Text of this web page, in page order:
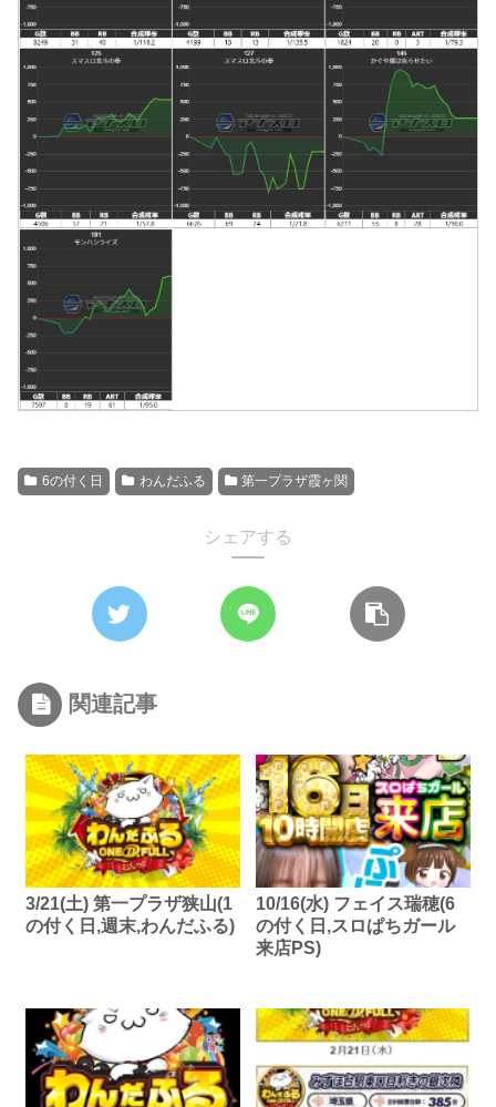
6の付く日 わんだふる 第一プラザ霞ヶ関
シェアする
関連記事
3/21(土) 第一プラザ狭山(1
の付く日,週末,わんだふる)
10/16(水) フェイス瑞穂(6
の付く日,スロぱちガール
来店PS)